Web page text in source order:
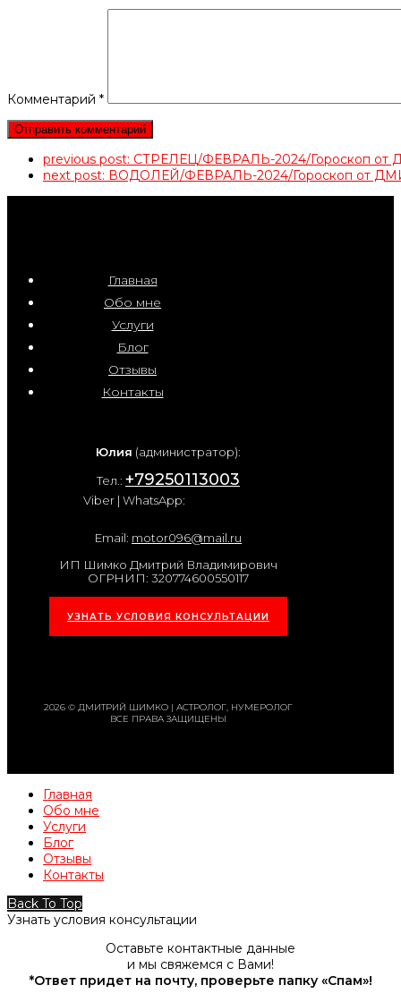
Комментарий *
previous post: СТРЕЛЕЦ/ФЕВРАЛЬ-2024/Гороскоп
next post: ВОДОЛЕЙ/ФЕВРАЛЬ-2024/Гороскоп от
Главная
Обо мне
Услуги
Блог
Отзывы
Контакты
Юлия (администратор):
Тел.: +79250113003
Viber | WhatsApp:
Email: motor096@mail.ru
ИП Шимко Дмитрий Владимирович
ОГРНИП: 320774600550117
УЗНАТЬ УСЛОВИЯ КОНСУЛЬТАЦИИ
2026 © ДМИТРИЙ ШИМКО | АСТРОЛОГ, НУМЕРОЛОГ
ВСЕ ПРАВА ЗАЩИЩЕНЫ
Главная
Обо мне
Услуги
Блог
Отзывы
Контакты
Back To Top
Узнать условия консультации
Оставьте контактные данные
и мы свяжемся с Вами!
*Ответ придет на почту, проверьте папку «Спам»!